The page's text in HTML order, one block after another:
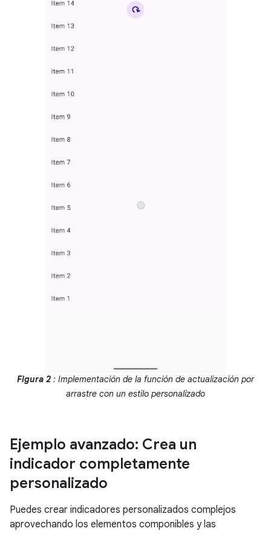
Figura 2 : Implementación de la función de actualización por
arrastre con un estilo personalizado
Ejemplo avanzado: Crea un
indicador completamente
personalizado
Puedes crear indicadores personalizados complejos
aprovechando los elementos componibles y las